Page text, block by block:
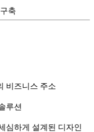
축
비즈니스 주소
루션
심하게 설계된 디자인